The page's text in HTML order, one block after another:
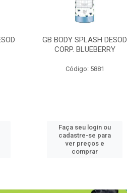
GB BODY SPLASH DESOD
CORP. BLUEBERRY
Código: 5881
Faça seu login ou
cadastre-se para
ver preços e
comprar